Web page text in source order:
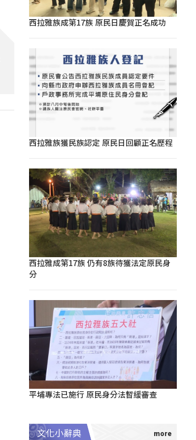
西拉雅族成第17族 原民日慶賀正名成功
西拉雅族獲民族認定 原民日回顧正名歷程
西拉雅成第17族 仍有8族待獲法定原民身
分
平埔專法已施行 原民身分法暫緩審查
文化小辭典